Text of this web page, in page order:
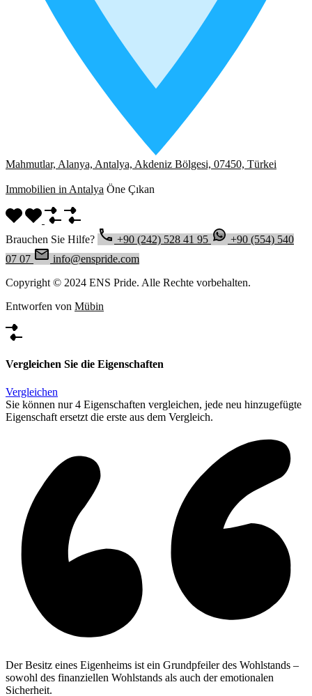
Mahmutlar, Alanya, Antalya, Akdeniz Bölgesi, 07450, Türkei
Immobilien in Antalya Öne Çıkan
Brauchen Sie Hilfe? +90 (242) 528 41 95
+90 (554) 540
07 07
info@enspride.com
Copyright © 2024 ENS Pride. Alle Rechte vorbehalten.
Entworfen von Mübin
Vergleichen Sie die Eigenschaften
Vergleichen
Sie können nur 4 Eigenschaften vergleichen, jede neu hinzugefügte
Eigenschaft ersetzt die erste aus dem Vergleich.
Der Besitz eines Eigenheims ist ein Grundpfeiler des Wohlstands –
sowohl des finanziellen Wohlstands als auch der emotionalen
Sicherheit.